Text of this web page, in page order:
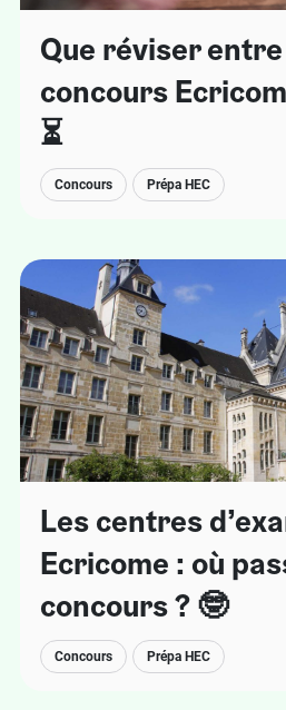
Que réviser
concours
⏳
Concours Prépa HEC
Les centres
Ecricome : où
concours ? 🤓
Concours Prépa HEC